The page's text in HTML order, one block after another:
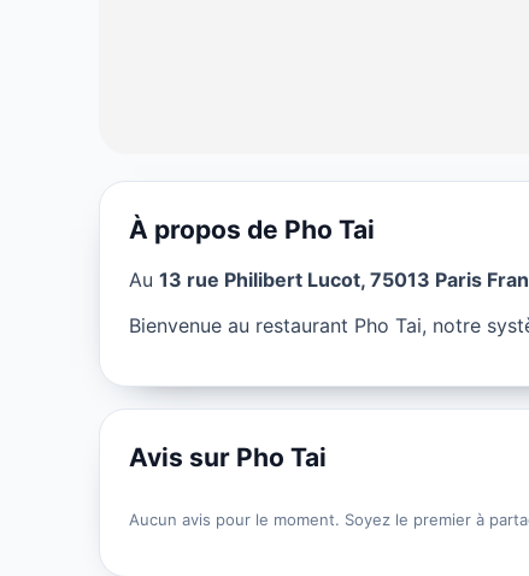
Pho Tai à Paris
À propos de Pho Tai
Au 13 rue Philibert Lucot, 75013 Paris
Bienvenue au restaurant Pho Tai, notre
Avis sur Pho Tai
Aucun avis pour le moment. Soyez le premier à